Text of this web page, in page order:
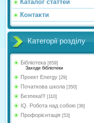
Каталог статтей
Контакти
Категорії розділу
Бібліотека [659]
Заходи бібліотеки
Проект Energy [29]
Початкова школа [350]
Безпека!!! [110]
IQ. Робота над собою [36]
Профорієнтація [53]